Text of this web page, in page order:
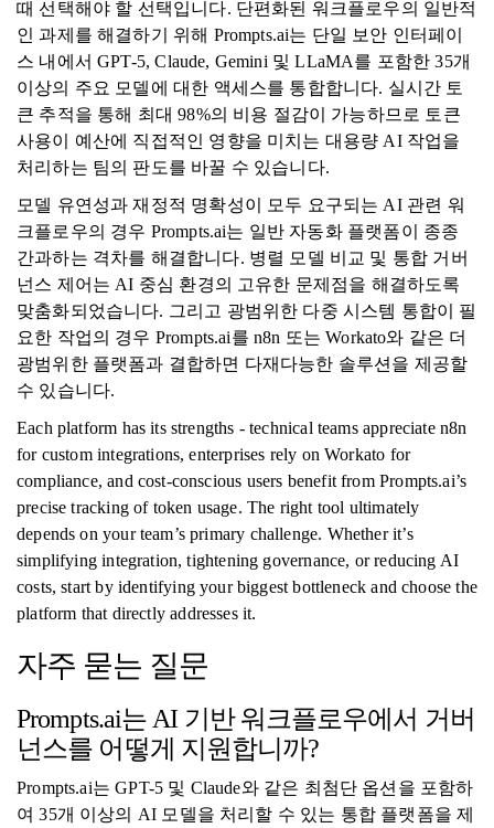
때 선택해야 할 선택입니다. 단편화된 워크플로우의 일반적
인 과제를 해결하기 위해 Prompts.ai는 단일 보안 인터페이
스 내에서 GPT-5, Claude, Gemini 및 LLaMA를 포함한 35개
이상의 주요 모델에 대한 액세스를 통합합니다. 실시간 토
큰 추적을 통해 최대 98%의 비용 절감이 가능하므로 토큰
사용이 예산에 직접적인 영향을 미치는 대용량 AI 작업을
처리하는 팀의 판도를 바꿀 수 있습니다.
모델 유연성과 재정적 명확성이 모두 요구되는 AI 관련 워
크플로우의 경우 Prompts.ai는 일반 자동화 플랫폼이 종종
간과하는 격차를 해결합니다. 병렬 모델 비교 및 ​​통합 거버
넌스 제어는 AI 중심 환경의 고유한 문제점을 해결하도록
맞춤화되었습니다. 그리고 광범위한 다중 시스템 통합이 필
요한 작업의 경우 Prompts.ai를 n8n 또는 Workato와 같은 더
광범위한 플랫폼과 결합하면 다재다능한 솔루션을 제공할
수 있습니다.
Each platform has its strengths - technical teams appreciate n8n
for custom integrations, enterprises rely on Workato for
compliance, and cost-conscious users benefit from Prompts.ai’s
precise tracking of token usage. The right tool ultimately
depends on your team’s primary challenge. Whether it’s
simplifying integration, tightening governance, or reducing AI
costs, start by identifying your biggest bottleneck and choose the
platform that directly addresses it.
자주 묻는 질문
Prompts.ai는 AI 기반 워크플로우에서 거버
넌스를 어떻게 지원합니까?
Prompts.ai는 GPT-5 및 Claude와 같은 최첨단 옵션을 포함하
여 35개 이상의 AI 모델을 처리할 수 있는 통합 플랫폼을 제